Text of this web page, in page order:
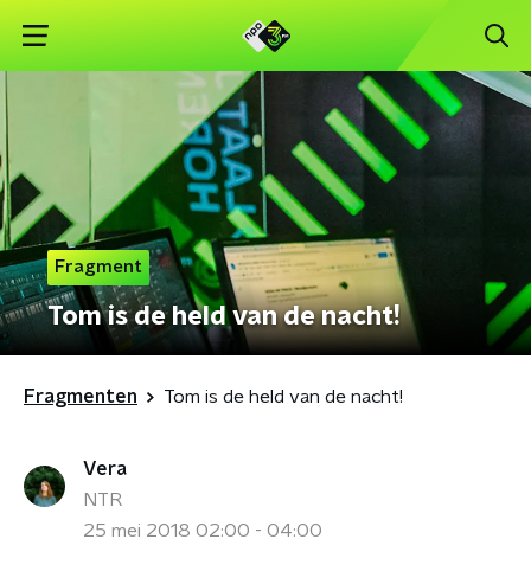
Fragment
Tom is de held van de nacht!
Fragmenten Tom is de held van de nacht!
Vera
NTR
25 mei 2018 02:00 - 04:00